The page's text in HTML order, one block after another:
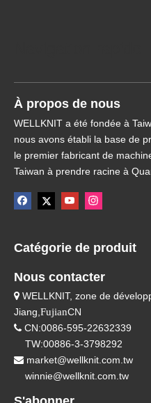
À propos de nous
WELLKNIT a été fondée à
nous avons établi la base de
le premier fabricant de
Taiwan à prendre racine à
Catégorie de produit
Nous contacter
 WELLKNIT, zone de
Jiang, FujianCN
 CN:0086-595-22632339
TW:00886-3-3798292
 market@wellknit.com.tw
winnie@wellknit.com.tw